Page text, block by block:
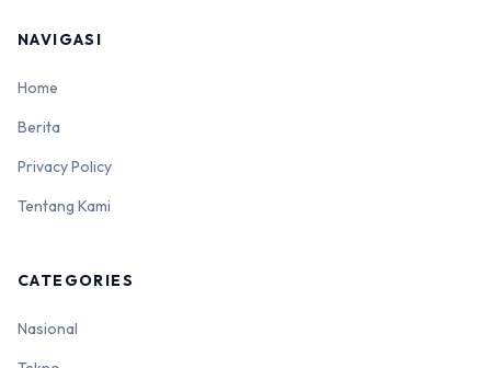
NAVIGASI
Home
Berita
Privacy Policy
Tentang Kami
CATEGORIES
Nasional